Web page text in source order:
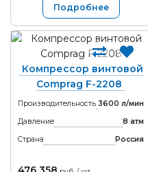
Подробнее
Компрессор винтовой
Comprag F-2208
Производительность 3600 л/мин
Давление
8 атм
Страна
Россия